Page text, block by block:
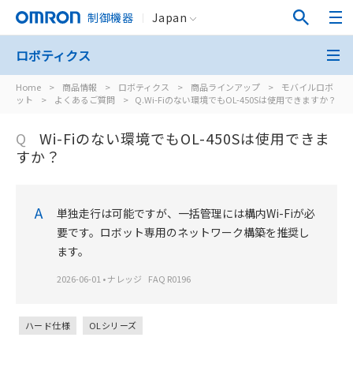
制御機器 Japan
Home > 商品情報 > ロボティクス > 商品ラインアップ >
モバイルロボ
ット
> よくあるご質問 > Q.Wi-Fiのない環境でもOL-450Sは使用できますか？
ロボティクス
Q
Wi-Fiのない環境でもOL-450Sは使用できま
すか？
A
単独走行は可能ですが、一括管理には構内Wi-Fiが必
要です。ロボット専用のネットワーク構築を推奨し
ます。
2026-06-01 •ナレッジ FAQ R0196
ハード仕様 OLシリーズ